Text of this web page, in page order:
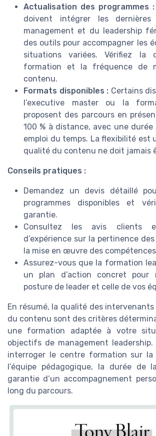
Actualisation des programmes :
doivent intégrer les
management et du leadership
des outils pour accompagner les
situations variées. Vérifiez la
formation et la fréquence de
contenu.
Formats disponibles : Certains
l’executive master ou la
proposent des parcours en
100 % à distance, avec une
emploi du temps. La flexibilité est
qualité du contenu ne doit jamais
Conseils pratiques :
Demandez un devis détaillé
programmes disponibles et
garantie.
Consultez les avis clients
d’expérience sur la pertinence
la mise en œuvre des
Assurez-vous que la formation
un plan d’action concret pour
posture de leader et celle de vos
En résumé, la qualité des
du contenu sont des critères
une formation adaptée à votre
objectifs de management leadership.
interroger le centre formation sur la
l’équipe pédagogique, la durée de
garantie d’un accompagnement
long du parcours.